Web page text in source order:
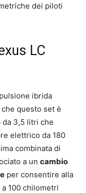
dei piloti
LC
ibrida
questo set è
da 3,5 litri che
elettrico da 180
combinata di
a un cambio
per consentire alla
100 chilometri